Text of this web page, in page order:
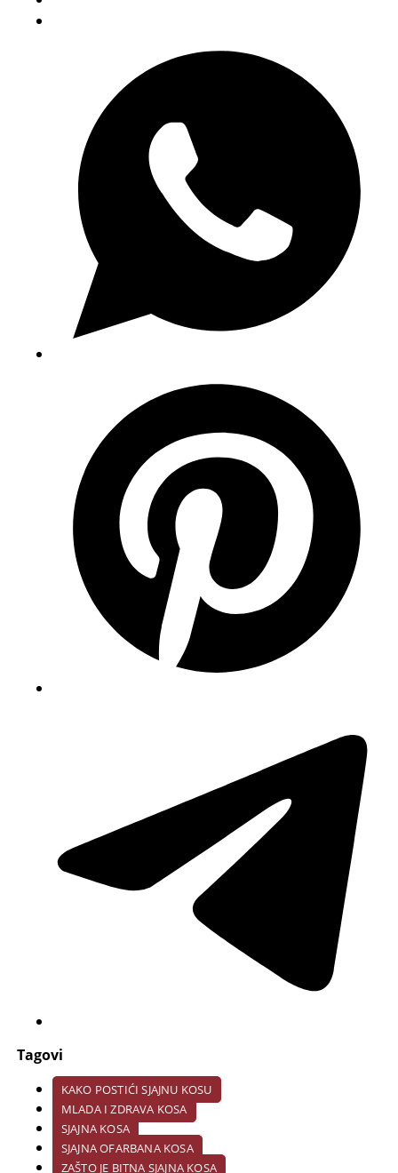
Tagovi
KAKO POSTIĆI SJAJNU KOSU
MLADA I ZDRAVA KOSA
SJAJNA KOSA
SJAJNA OFARBANA KOSA
ZAŠTO JE BITNA SJAJNA KOSA